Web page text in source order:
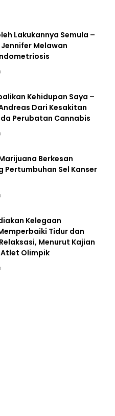
Lakukannya Semula –
Melawan
Kehidupan Saya –
Dari Kesakitan
Perubatan Cannabis
Berkesan
Pertumbuhan Sel Kanser
Kelegaan
Tidur dan
Menurut Kajian
Olimpik